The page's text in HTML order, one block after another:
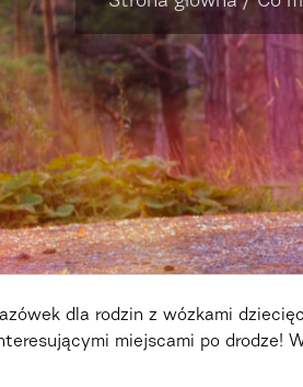
dla rodzin z wózkami
miejscami po drodze!